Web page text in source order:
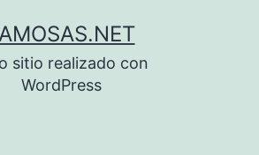
sitio realizado con
WordPress